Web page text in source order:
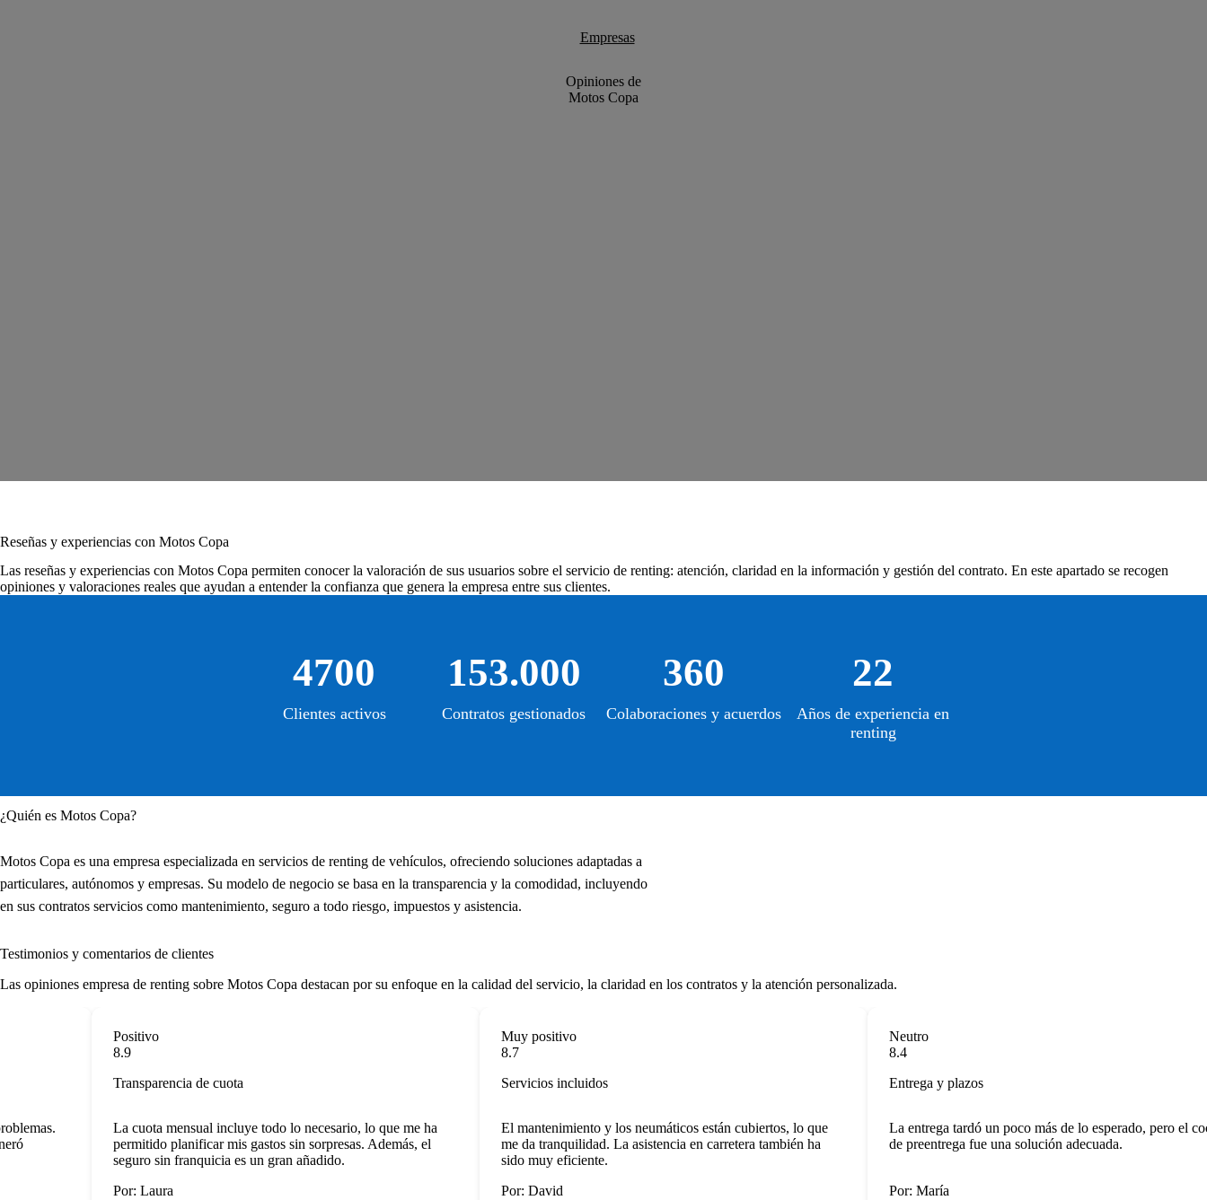
Empresas
Opiniones de
Motos Copa
Reseñas y experiencias con Motos Copa
Las reseñas y experiencias con Motos Copa permiten conocer la valoración de sus usuarios sobre el servicio de renting: atención, claridad en la información y gestión del contrato. En este apartado se recogen
opiniones y valoraciones reales que ayudan a entender la confianza que genera la empresa entre sus clientes.
4700
Clientes activos
153.000
Contratos gestionados
360
Colaboraciones y acuerdos
22
Años de experiencia en
renting
¿Quién es Motos Copa?
Motos Copa es una empresa especializada en servicios de renting de vehículos, ofreciendo soluciones adaptadas a
particulares, autónomos y empresas. Su modelo de negocio se basa en la transparencia y la comodidad, incluyendo
en sus contratos servicios como mantenimiento, seguro a todo riesgo, impuestos y asistencia.
Testimonios y comentarios de clientes
Las opiniones empresa de renting sobre Motos Copa destacan por su enfoque en la calidad del servicio, la claridad en los contratos y la atención personalizada.
Positivo
8.9
Transparencia de cuota
La cuota mensual incluye todo lo necesario, lo que me ha
permitido planificar mis gastos sin sorpresas. Además, el
seguro sin franquicia es un gran añadido.
Por: Laura
Muy positivo
8.7
Servicios incluidos
El mantenimiento y los neumáticos están cubiertos, lo que
me da tranquilidad. La asistencia en carretera también ha
sido muy eficiente.
Por: David
Neutro
8.4
Entrega y plazos
La entrega tardó un poco más de lo esperado, pero el
de preentrega fue una solución adecuada.
Por: María